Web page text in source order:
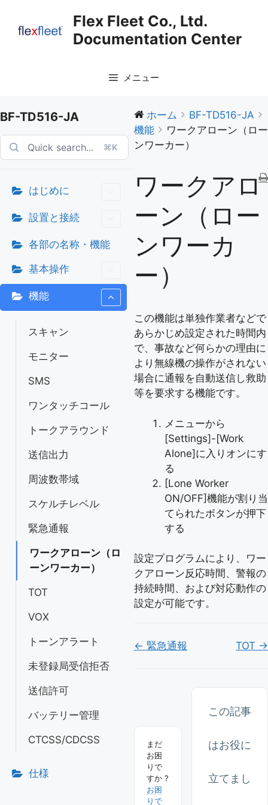
キ
プ
Flex Fleet Co., Ltd.
Documentation Center
メニュー
BF-TD516-JA
⌘K
はじめに
設置と接続
各部の名称・機能
基本操作
機能
スキャン
モニター
SMS
ワンタッチコール
トークアラウンド
送信出力
周波数帯域
スケルチレベル
緊急通報
ワークアローン（ロ
ーンワーカー）
TOT
VOX
トーンアラート
未登録局受信拒否
送信許可
バッテリー管理
CTCSS/CDCSS
仕様
ホーム
BF-TD516-JA
機能
ワークアローン（ロー
ンワーカー）
ワークアロ
ーン（ロー
ンワーカ
ー）
この機能は単独作業者などで
あらかじめ設定された時間内
で、事故など何らかの理由に
より無線機の操作がされない
場合に通報を自動送信し救助
等を要求する機能です。
メニューから
[Settings]-[Work
Alone]に入りオンにす
る
[Lone Worker
ON/OFF]機能が割り当
てられたボタンが押下
する
設定プログラムにより、ワー
クアローン反応時間、警報の
持続時間、および対応動作の
設定が可能です。
Doc
シ
ョ
ン
← 緊急通報 TOT →
まだ
お困
りで
すか ?
お困
りで
この記事
はお役に
立てまし